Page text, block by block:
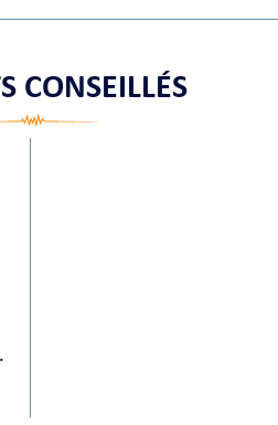
CONSEILLÉS
250